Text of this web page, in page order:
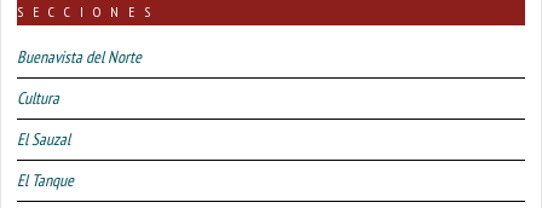
SECCIONES
Buenavista del Norte
Cultura
El Sauzal
El Tanque